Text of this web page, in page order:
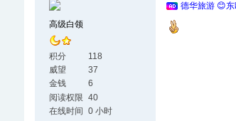
高级白领
积分
118
威望
37
金钱
6
阅读权限 40
在线时间 0 小时
德华旅游 😊